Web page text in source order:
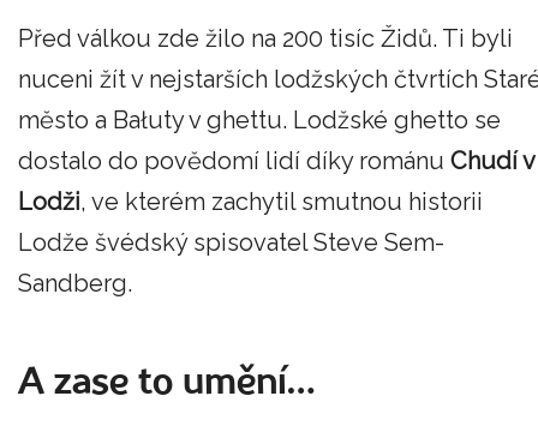
Před válkou zde žilo na 200 tisíc Židů. Ti byli
nuceni žít v nejstarších lodžských čtvrtích
město a Bałuty v ghettu. Lodžské ghetto se
dostalo do povědomí lidí díky románu Chudí v
Lodži, ve kterém zachytil smutnou historii
Lodže švédský spisovatel Steve Sem-
Sandberg.
A zase to umění…